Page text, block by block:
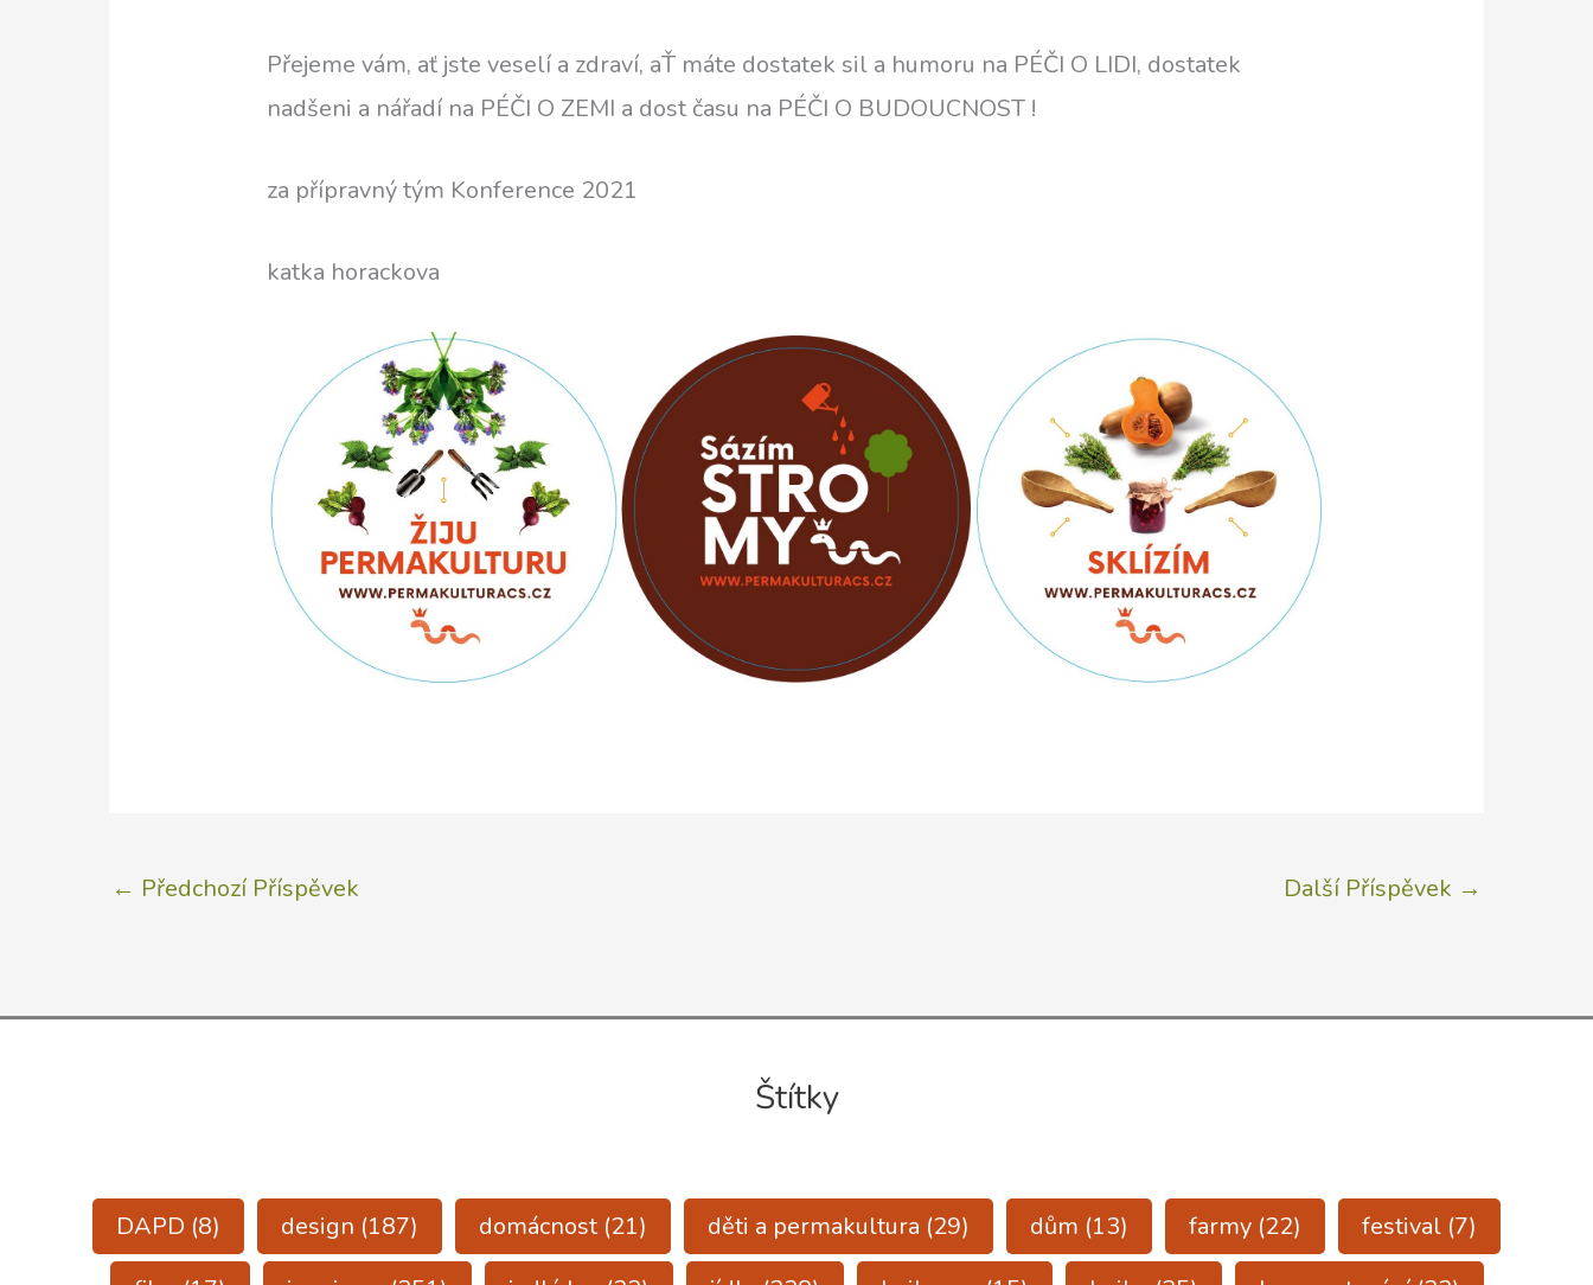
Přejeme vám, ať jste veselí a zdraví, aŤ máte dostatek sil a humoru na PÉČI O LIDI, dostatek
nadšeni a nářadí na PÉČI O ZEMI a dost času na PÉČI O BUDOUCNOST !
za přípravný tým Konference 2021
katka horackova
← Předchozí Příspěvek Další Příspěvek →
Štítky
DAPD (8) design (187) domácnost (21) děti a permakultura (29) dům (13) farmy (22) festival (7)